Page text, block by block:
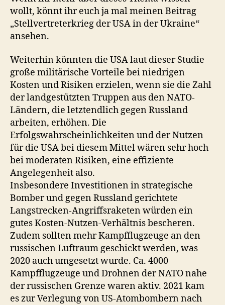
wollt, könnt ihr euch ja mal meinen Beitrag
„Stellvertreterkrieg der USA in der Ukraine“
ansehen.
Weiterhin könnten die USA laut dieser Studie
große militärische Vorteile bei niedrigen
Kosten und Risiken erzielen, wenn sie die Zahl
der landgestützten Truppen aus den NATO-
Ländern, die letztendlich gegen Russland
arbeiten, erhöhen. Die
Erfolgswahrscheinlichkeiten und der Nutzen
für die USA bei diesem Mittel wären sehr hoch
bei moderaten Risiken, eine effiziente
Angelegenheit also.
Insbesondere Investitionen in strategische
Bomber und gegen Russland gerichtete
Langstrecken-Angriffsraketen würden ein
gutes Kosten-Nutzen-Verhältnis bescheren.
Zudem sollten mehr Kampfflugzeuge an den
russischen Luftraum geschickt werden, was
2020 auch umgesetzt wurde. Ca. 4000
Kampfflugzeuge und Drohnen der NATO nahe
der russischen Grenze waren aktiv. 2021 kam
es zur Verlegung von US-Atombombern nach